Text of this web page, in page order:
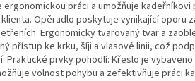
ergonomickou práci a umožňuje
Opěradlo poskytuje vynikající oporu
Ergonomicky tvarovaný tvar a
přístup ke krku, šíji a vlasové linii, což
Praktické prvky pohodlí: Křeslo je
volnost pohybu a zefektivňuje práci